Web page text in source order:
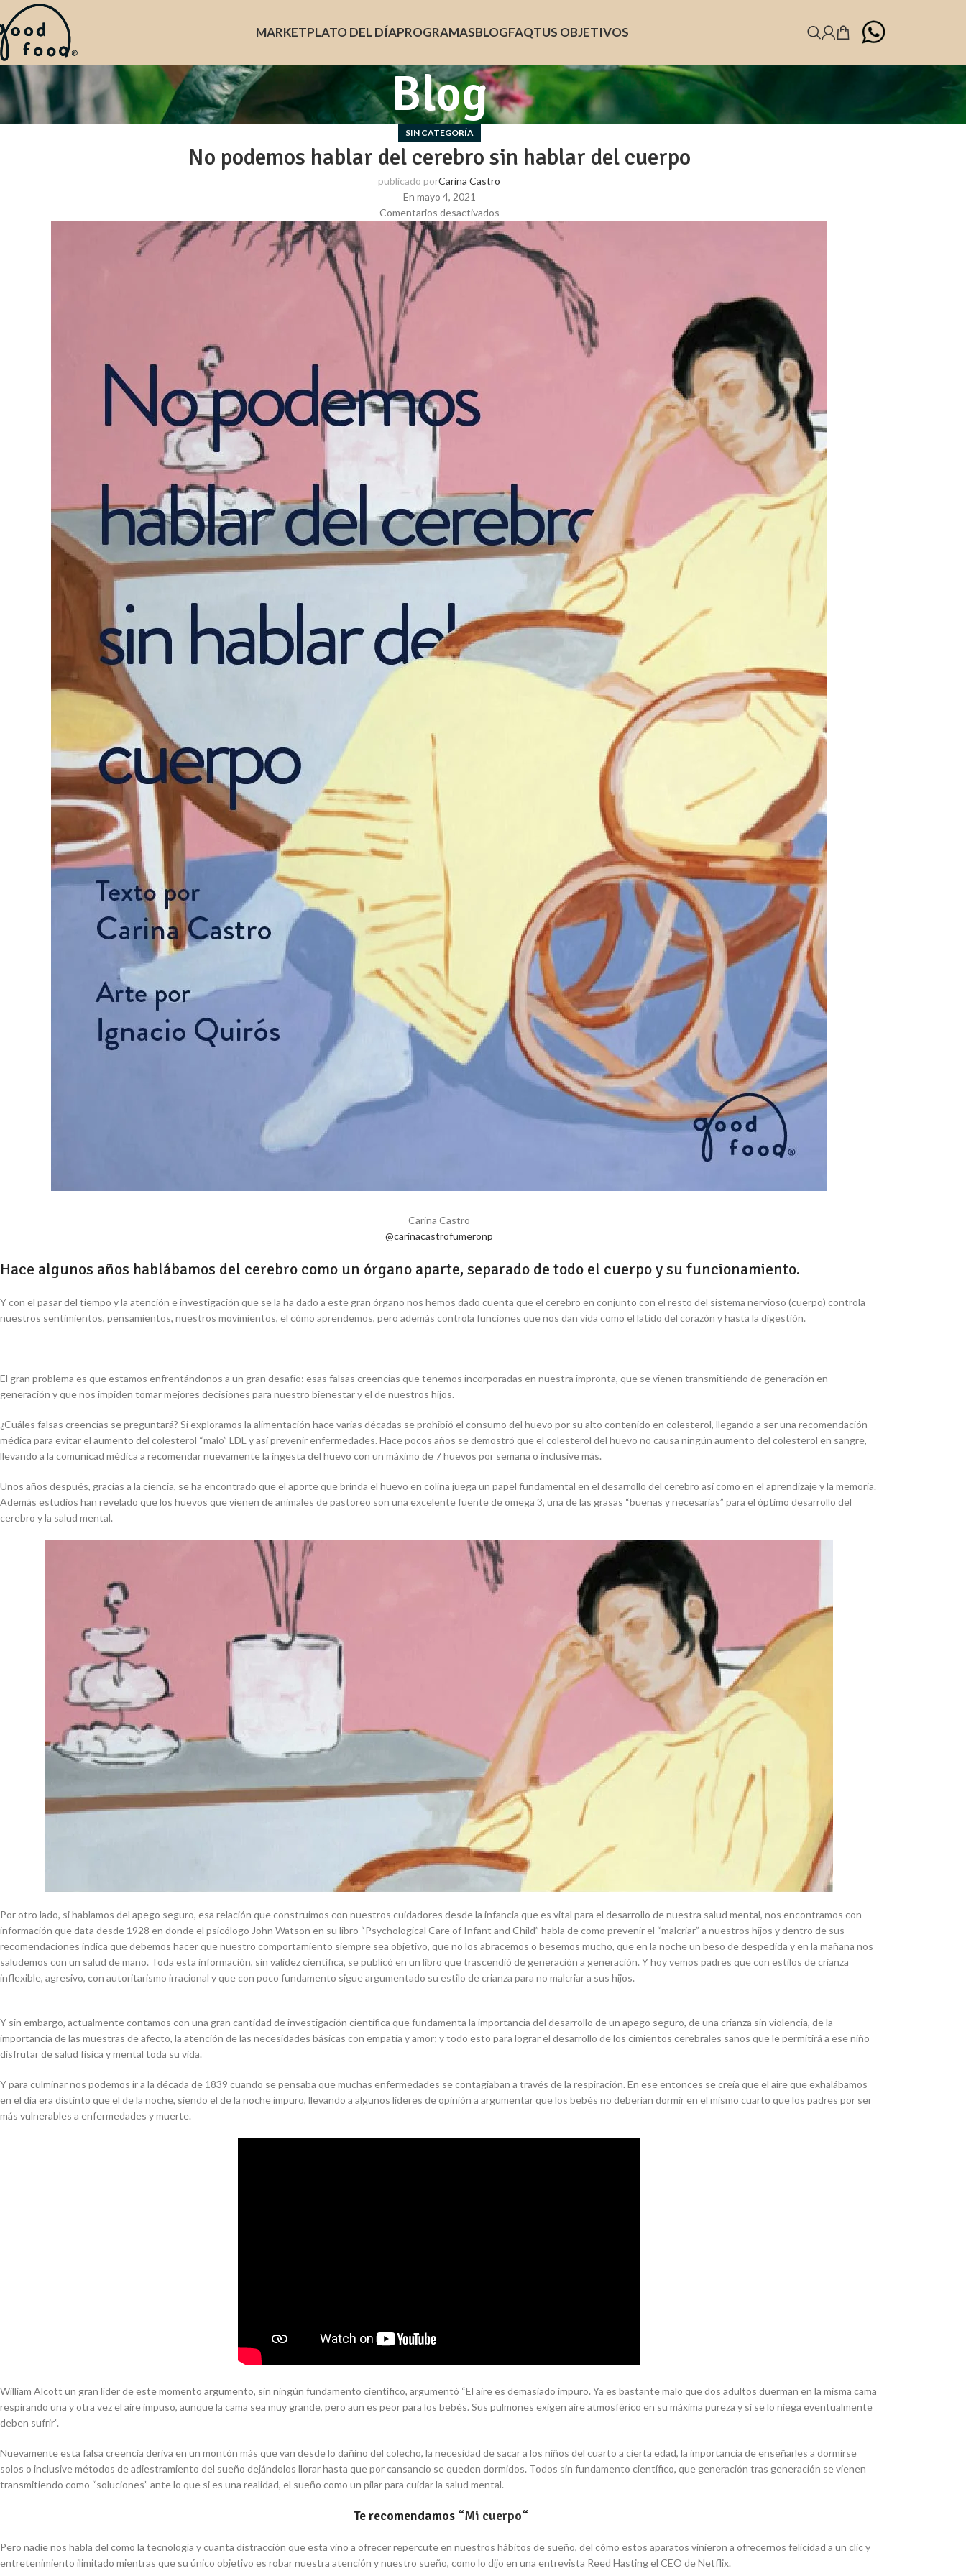
MARKETPLATO DEL DÍAPROGRAMASBLOGFAQTUS OBJETIVOS
Blog
SIN CATEGORÍA
No podemos hablar del cerebro sin hablar del cuerpo
publicado porCarina Castro
En mayo 4, 2021
Comentarios desactivados
Carina Castro
@carinacastrofumeronp
Hace algunos años hablábamos del cerebro como un órgano aparte, separado de todo el cuerpo y su funcionamiento.
Y con el pasar del tiempo y la atención e investigación que se la ha dado a este gran órgano nos hemos dado cuenta que el cerebro en conjunto con el resto del sistema nervioso (cuerpo) controla
nuestros sentimientos, pensamientos, nuestros movimientos, el cómo aprendemos, pero además controla funciones que nos dan vida como el latido del corazón y hasta la digestión.
El gran problema es que estamos enfrentándonos a un gran desafío: esas falsas creencias que tenemos incorporadas en nuestra impronta, que se vienen transmitiendo de generación en
generación y que nos impiden tomar mejores decisiones para nuestro bienestar y el de nuestros hijos.
¿Cuáles falsas creencias se preguntará? Si exploramos la alimentación hace varias décadas se prohibió el consumo del huevo por su alto contenido en colesterol, llegando a ser una recomendación
médica para evitar el aumento del colesterol “malo” LDL y así prevenir enfermedades. Hace pocos años se demostró que el colesterol del huevo no causa ningún aumento del colesterol en sangre,
llevando a la comunicad médica a recomendar nuevamente la ingesta del huevo con un máximo de 7 huevos por semana o inclusive más.
Unos años después, gracias a la ciencia, se ha encontrado que el aporte que brinda el huevo en colina juega un papel fundamental en el desarrollo del cerebro así como en el aprendizaje y la memoria.
Además estudios han revelado que los huevos que vienen de animales de pastoreo son una excelente fuente de omega 3, una de las grasas “buenas y necesarias” para el óptimo desarrollo del
cerebro y la salud mental.
Por otro lado, si hablamos del apego seguro, esa relación que construimos con nuestros cuidadores desde la infancia que es vital para el desarrollo de nuestra salud mental, nos encontramos con
información que data desde 1928 en donde el psicólogo John Watson en su libro “Psychological Care of Infant and Child” habla de como prevenir el “malcriar” a nuestros hijos y dentro de sus
recomendaciones indica que debemos hacer que nuestro comportamiento siempre sea objetivo, que no los abracemos o besemos mucho, que en la noche un beso de despedida y en la mañana nos
saludemos con un salud de mano. Toda esta información, sin validez científica, se publicó en un libro que trascendió de generación a generación. Y hoy vemos padres que con estilos de crianza
inflexible, agresivo, con autoritarismo irracional y que con poco fundamento sigue argumentado su estilo de crianza para no malcriar a sus hijos.
Y sin embargo, actualmente contamos con una gran cantidad de investigación científica que fundamenta la importancia del desarrollo de un apego seguro, de una crianza sin violencia, de la
importancia de las muestras de afecto, la atención de las necesidades básicas con empatía y amor; y todo esto para lograr el desarrollo de los cimientos cerebrales sanos que le permitirá a ese niño
disfrutar de salud física y mental toda su vida.
Y para culminar nos podemos ir a la década de 1839 cuando se pensaba que muchas enfermedades se contagiaban a través de la respiración. En ese entonces se creía que el aire que exhalábamos
en el día era distinto que el de la noche, siendo el de la noche impuro, llevando a algunos lideres de opinión a argumentar que los bebés no deberían dormir en el mismo cuarto que los padres por ser
más vulnerables a enfermedades y muerte.
William Alcott un gran líder de este momento argumento, sin ningún fundamento científico, argumentó “El aire es demasiado impuro. Ya es bastante malo que dos adultos duerman en la misma cama
respirando una y otra vez el aire impuso, aunque la cama sea muy grande, pero aun es peor para los bebés. Sus pulmones exigen aire atmosférico en su máxima pureza y si se lo niega eventualmente
deben sufrir”.
Nuevamente esta falsa creencia deriva en un montón más que van desde lo dañino del colecho, la necesidad de sacar a los niños del cuarto a cierta edad, la importancia de enseñarles a dormirse
solos o inclusive métodos de adiestramiento del sueño dejándolos llorar hasta que por cansancio se queden dormidos. Todos sin fundamento científico, que generación tras generación se vienen
transmitiendo como “soluciones” ante lo que si es una realidad, el sueño como un pilar para cuidar la salud mental.
Te recomendamos “Mi cuerpo“
Pero nadie nos habla del como la tecnología y cuanta distracción que esta vino a ofrecer repercute en nuestros hábitos de sueño, del cómo estos aparatos vinieron a ofrecernos felicidad a un clic y
entretenimiento ilimitado mientras que su único objetivo es robar nuestra atención y nuestro sueño, como lo dijo en una entrevista Reed Hasting el CEO de Netflix.